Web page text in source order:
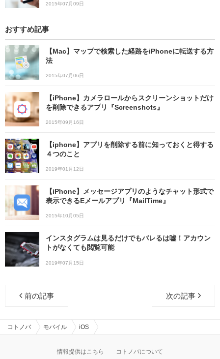
2015年07月09日
おすすめ記事
【Mac】マップで検索した経路をiPhoneに転送する方
法
2015年07月06日
【iPhone】カメラロールからスクリーンショットだけ
を削除できるアプリ『Screenshots』
2015年09月16日
【iphone】アプリを削除する前に知っておくと得する
４つのこと
2019年01月12日
【iPhone】メッセージアプリのようなチャット形式で
表示できるEメールアプリ『MailTime』
2015年10月05日
インスタグラムは見るだけでもバレるは嘘！アカウン
トがなくても閲覧可能
2019年07月15日
前の記事 次の記事
コトノバ モバイル iOS
情報提供はこちら コトノバについて